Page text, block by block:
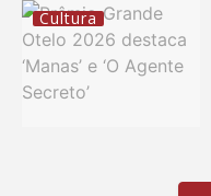
Cultura